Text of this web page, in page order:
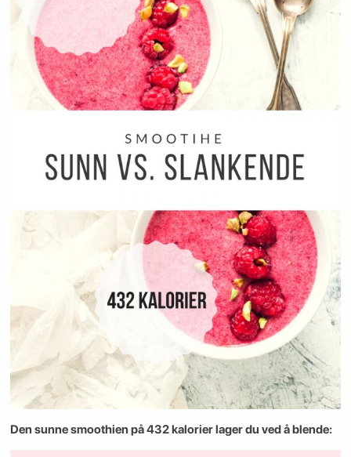
Den sunne smoothien på 432 kalorier lager du ved å blende: